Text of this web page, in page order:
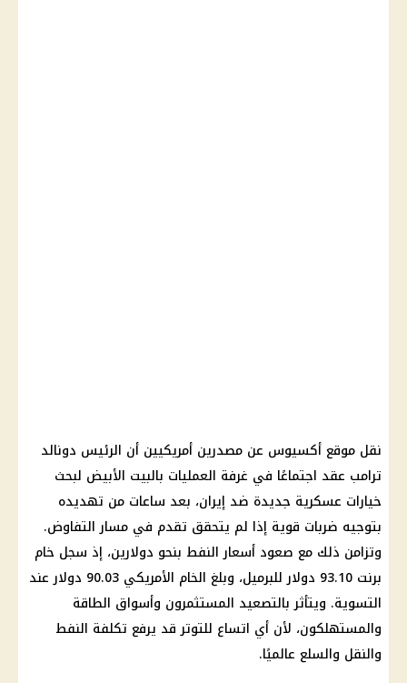
نقل موقع أكسيوس عن مصدرين أمريكيين أن الرئيس دونالد
ترامب عقد اجتماعًا في غرفة العمليات بالبيت الأبيض لبحث
خيارات عسكرية جديدة ضد إيران، بعد ساعات من تهديده
بتوجيه ضربات قوية إذا لم يتحقق تقدم في مسار التفاوض.
وتزامن ذلك مع صعود أسعار النفط بنحو دولارين، إذ سجل خام
برنت 93.10 دولار للبرميل، وبلغ الخام الأمريكي 90.03 دولار عند
التسوية. ويتأثر بالتصعيد المستثمرون وأسواق الطاقة
والمستهلكون، لأن أي اتساع للتوتر قد يرفع تكلفة النفط
والنقل والسلع عالميًا.